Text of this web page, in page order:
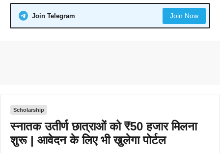
Join Telegram Join Now
Scholarship
स्नातक उतीर्ण छात्राओं को ₹50 हजार मिलना
शुरू | आवेदन के लिए भी खुलेगा पोर्टल